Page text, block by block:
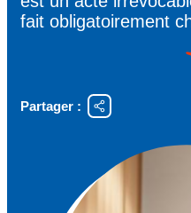
fait obligatoirement
Partager :